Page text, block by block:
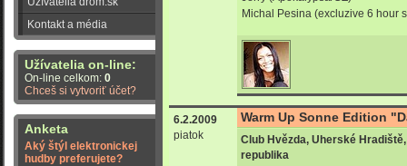
Kontakt a média
Užívatelia on-line:
On-line celkom: 0
Chceš si vytvoriť účet?
Anketa
Aký štýl elektronickej
hudby preferujete?
Michal Pesina (excluzive 6 hour
6.2.2009
piatok
Warm Up Sonne Edition
Club Hvězda, Uherské
republika